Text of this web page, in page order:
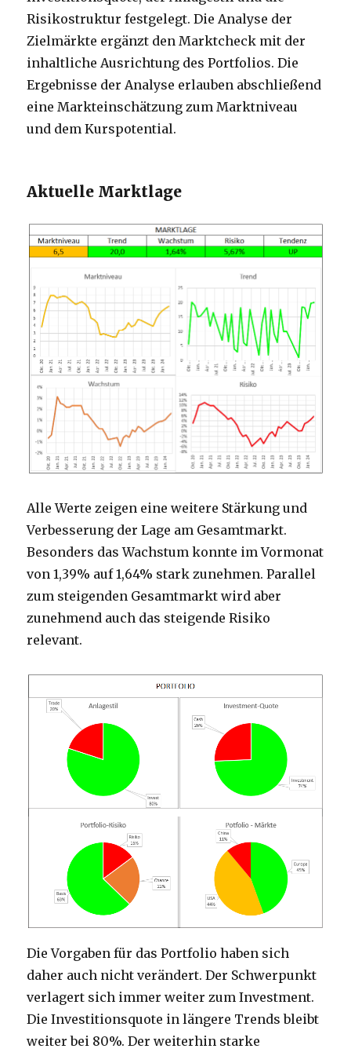
Risikostruktur festgelegt. Die Analyse der
Zielmärkte ergänzt den Marktcheck mit der
inhaltliche Ausrichtung des Portfolios. Die
Ergebnisse der Analyse erlauben abschließend
eine Markteinschätzung zum Marktniveau
und dem Kurspotential.
Aktuelle Marktlage
Alle Werte zeigen eine weitere Stärkung und
Verbesserung der Lage am Gesamtmarkt.
Besonders das Wachstum konnte im Vormonat
von 1,39% auf 1,64% stark zunehmen. Parallel
zum steigenden Gesamtmarkt wird aber
zunehmend auch das steigende Risiko
relevant.
Die Vorgaben für das Portfolio haben sich
daher auch nicht verändert. Der Schwerpunkt
verlagert sich immer weiter zum Investment.
Die Investitionsquote in längere Trends bleibt
weiter bei 80%. Der weiterhin starke